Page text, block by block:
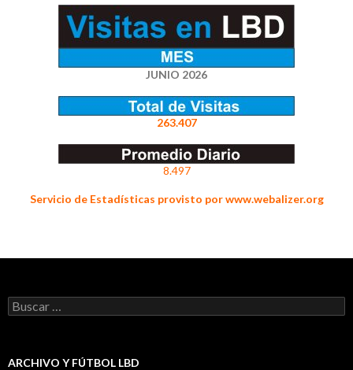
JUNIO 2026
263.407
8.497
Servicio de Estadísticas provisto por www.webalizer.org
Buscar:
ARCHIVO Y FÚTBOL LBD